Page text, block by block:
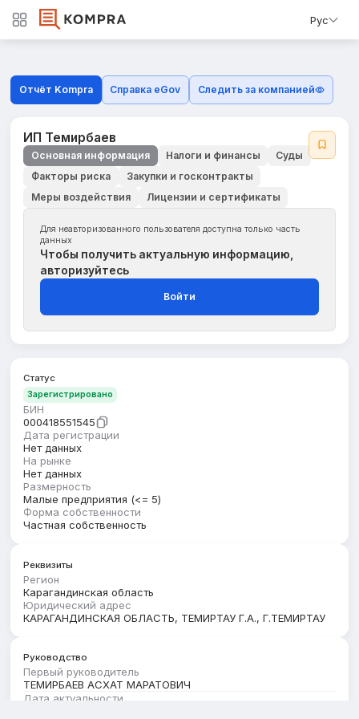
Рус
Отчёт Kompra Справка eGov Следить за компанией
ИП Темирбаев
Основная информация Налоги и финансы
Суды
Факторы риска
Закупки и госконтракты
Меры воздействия
Лицензии и сертификаты
Для неавторизованного пользователя доступна только часть
данных
Чтобы получить актуальную информацию,
авторизуйтесь
Войти
Статус
Зарегистрировано
БИН
000418551545
Дата регистрации
Нет данных
На рынке
Нет данных
Размерность
Малые предприятия (<= 5)
Форма собственности
Частная собственность
Реквизиты
Регион
Карагандинская область
Юридический адрес
КАРАГАНДИНСКАЯ ОБЛАСТЬ, ТЕМИРТАУ Г.А., Г.ТЕМИРТАУ
Руководство
Первый руководитель
ТЕМИРБАЕВ АСХАТ МАРАТОВИЧ
Дата актуальности